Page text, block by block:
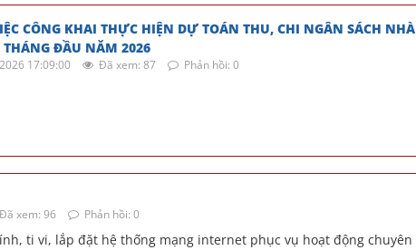
CÔNG KHAI THỰC HIỆN DỰ TOÁN THU, CHI NGÂN SÁCH NHÀ
ĐẦU NĂM 2026
17:09:00 Đã xem: 87 Phản hồi: 0
Đã xem: 96 Phản hồi: 0
ti vi, lắp đặt hệ thống mạng internet phục vụ hoạt động chuyên